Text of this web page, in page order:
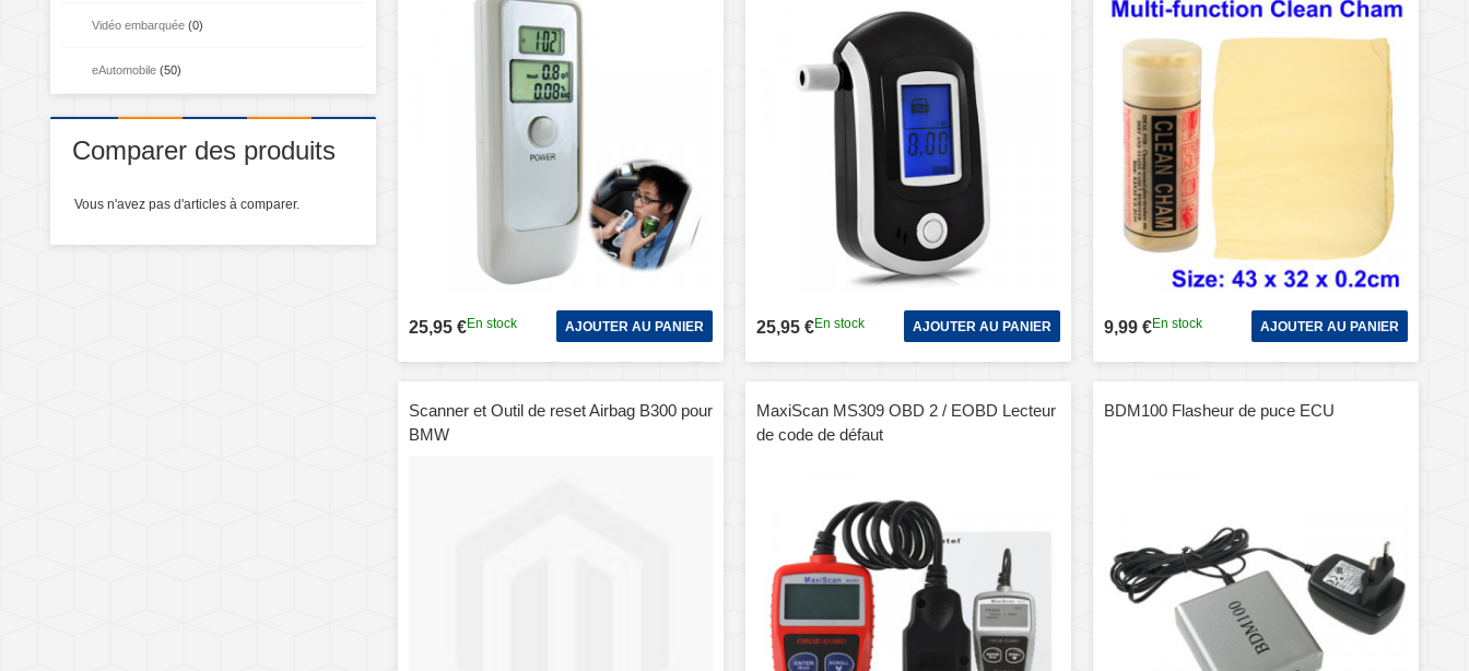
25,95 €En stock AJOUTER AU PANIER 25,95 €En stock AJOUTER AU PANIER 9,99 €En stock AJOUTER AU PANIER
Scanner et Outil de reset Airbag B300 pour
BMW
MaxiScan MS309 OBD 2 / EOBD Lecteur
de code de défaut
BDM100 Flasheur de puce ECU
Vidéo embarquée (0)
eAutomobile (50)
Comparer des produits
Vous n'avez pas d'articles à comparer.